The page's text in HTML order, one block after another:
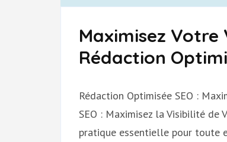
Maximisez Votre
Rédaction
Rédaction Optimisée SEO :
SEO : Maximisez la Visibilité de
pratique essentielle pour toute